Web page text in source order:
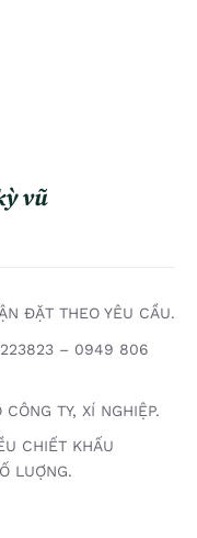
vũ
ĐẶT THEO YÊU CẦU.
– 0949 806
TY, XÍ NGHIỆP.
CHIẾT KHẤU
LUỢNG.